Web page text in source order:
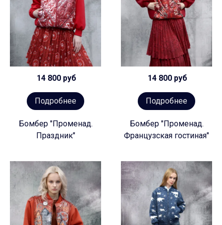
14 800 руб
Подробнее
Бомбер "Променад.
Праздник"
14 800 руб
Подробнее
Бомбер "Променад.
Французская гостиная"